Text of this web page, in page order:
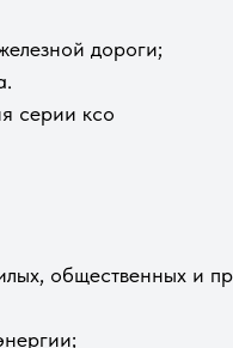
дороги;
серии ксо
общественных и